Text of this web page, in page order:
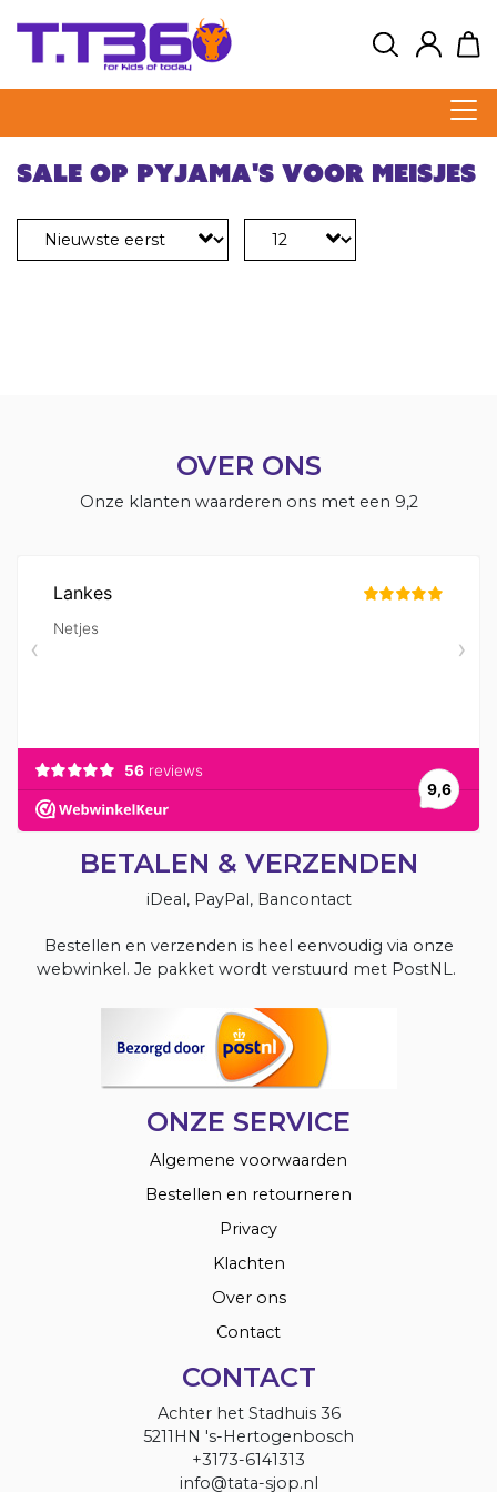
Sale op pyjama's voor meisjes
OVER ONS
Onze klanten waarderen ons met een 9,2
BETALEN & VERZENDEN
iDeal, PayPal, Bancontact
Bestellen en verzenden is heel eenvoudig via onze
webwinkel. Je pakket wordt verstuurd met PostNL.
ONZE SERVICE
Algemene voorwaarden
Bestellen en retourneren
Privacy
Klachten
Over ons
Contact
CONTACT
Achter het Stadhuis 36
5211HN 's-Hertogenbosch
+3173-6141313
info@tata-sjop.nl